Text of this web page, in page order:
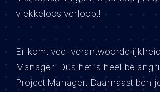
vlekkeloos verloopt!
Er komt veel
Manager. Dus het is heel
Project Manager. Daarnaast